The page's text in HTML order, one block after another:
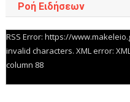
Ροή Ειδήσεων
RSS Error: https://
invalid characters. XML error:
column 88